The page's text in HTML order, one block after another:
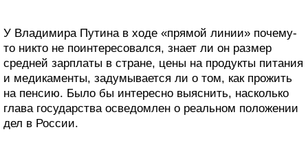
У Владимира Путина в ходе «прямой линии» почему-
то никто не поинтересовался, знает ли он размер
средней зарплаты в стране, цены на продукты питания
и медикаменты, задумывается ли о том, как прожить
на пенсию. Было бы интересно выяснить, насколько
глава государства осведомлен о реальном положении
дел в России.